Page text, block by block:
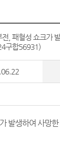
, 패혈성 쇼크가
구합56931)
발생하여 사망한